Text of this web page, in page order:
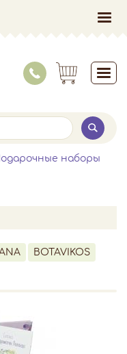
наборы
BOTAVIKOS